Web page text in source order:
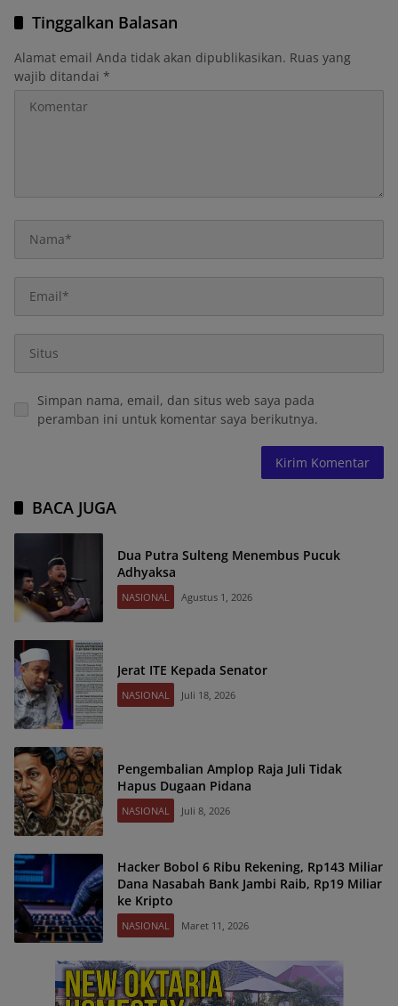
Tinggalkan Balasan
Alamat email Anda tidak akan dipublikasikan. Ruas yang
wajib ditandai *
Simpan nama, email, dan situs web saya pada
peramban ini untuk komentar saya berikutnya.
BACA JUGA
Dua Putra Sulteng Menembus Pucuk
Adhyaksa
NASIONAL Agustus 1, 2026
Jerat ITE Kepada Senator
NASIONAL Juli 18, 2026
Pengembalian Amplop Raja Juli Tidak
Hapus Dugaan Pidana
NASIONAL Juli 8, 2026
Hacker Bobol 6 Ribu Rekening, Rp143 Miliar
Dana Nasabah Bank Jambi Raib, Rp19 Miliar
ke Kripto
NASIONAL Maret 11, 2026